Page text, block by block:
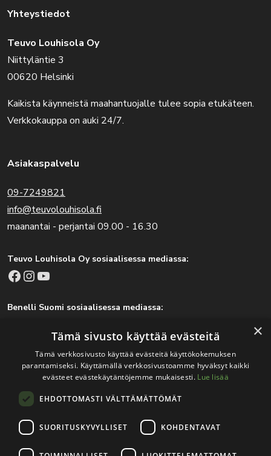
Yhteystiedot
Teuvo Louhisola Oy
Niittyläntie 3
00620 Helsinki
Kaikista käynneistä maahantuojalle tulee sopia etukäteen.
Verkkokauppa on auki 24/7.
Asiakaspalvelu
09-7249821
info@teuvolouhisola.fi
maanantai - perjantai 09.00 - 16.30
Teuvo Louhisola Oy sosiaalisessa mediassa:
Facebook Instagram YouTube
Benelli Suomi sosiaalisessa mediassa:
Tärkeitä linkkejä
Rekisteri- ja tietosuojaseloste
Jälleenmyyjät
Tapahtumat
×
Tämä sivusto käyttää evästeitä
Tämä verkkosivusto käyttää evästeitä käyttökokemuksen
parantamiseksi. Käyttämällä verkkosivustoamme hyväksyt kaikki
evästeet evästekäytäntöjemme mukaisesti. Lue lisää
EHDOTTOMASTI VÄLTTÄMÄTTÖMÄT
SUORITUSKYVYLLISET KOHDENTAVAT